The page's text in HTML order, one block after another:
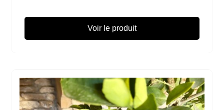
Voir le produit